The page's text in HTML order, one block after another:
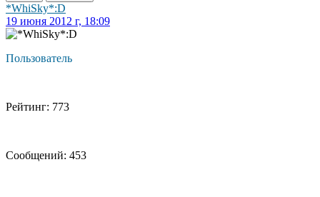
*WhiSky*:D
19 июня 2012 г, 18:09
Пользователь
Рейтинг: 773
Сообщений: 453